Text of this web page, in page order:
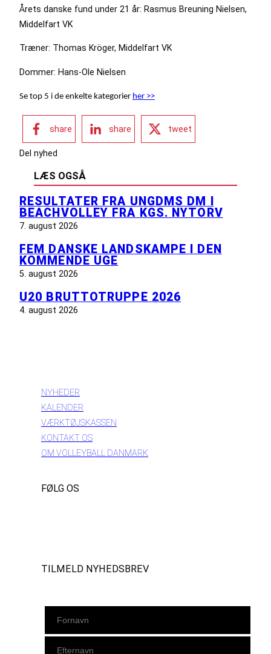
Årets danske fund under 21 år: Rasmus Breuning Nielsen,
Middelfart VK
Træner: Thomas Kröger, Middelfart VK
Dommer: Hans-Ole Nielsen
Se top 5 i de enkelte kategorier her >>
share share tweet
Del nyhed
LÆS OGSÅ
RESULTATER FRA UNGDMS DM I
BEACHVOLLEY FRA KGS. NYTORV
7. august 2026
FEM DANSKE LANDSKAMPE I DEN
KOMMENDE UGE
5. august 2026
U20 BRUTTOTRUPPE 2026
4. august 2026
NYHEDER
KALENDER
VÆRKTØJSKASSEN
KONTAKT OS
OM VOLLEYBALL DANMARK
FØLG OS
TILMELD NYHEDSBREV